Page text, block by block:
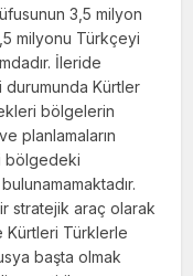
3,5 milyon
milyonu Türkçeyi
İleride
durumunda Kürtler
bölgelerin
planlamaların
bölgedeki
stratejik araç olarak
Kürtleri Türklerle
başta olmak